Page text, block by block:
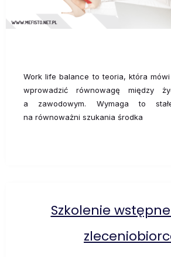
Work life balance to teoria, która
wprowadzić równowagę między
a zawodowym. Wymaga to
na równoważni szukania środka
Szkolenie